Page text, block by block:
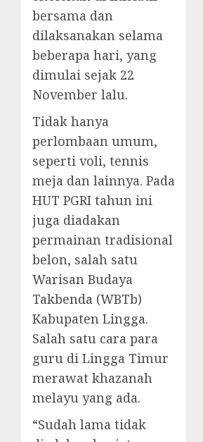
bersama dan
dilaksanakan selama
beberapa hari, yang
dimulai sejak 22
November lalu.
Tidak hanya
perlombaan umum,
seperti voli, tennis
meja dan lainnya. Pada
HUT PGRI tahun ini
juga diadakan
permainan tradisional
belon, salah satu
Warisan Budaya
Takbenda (WBTb)
Kabupaten Lingga.
Salah satu cara para
guru di Lingga Timur
merawat khazanah
melayu yang ada.
“Sudah lama tidak